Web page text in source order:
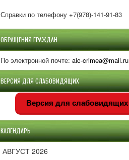
Справки по телефону +7(978)-141-91-83
ОБРАЩЕНИЯ ГРАЖДАН
По электронной почте: aic-crimea@mail.ru
ВЕРСИЯ ДЛЯ СЛАБОВИДЯЩИХ
Версия для слабовидящих
КАЛЕНДАРЬ
АВГУСТ 2026